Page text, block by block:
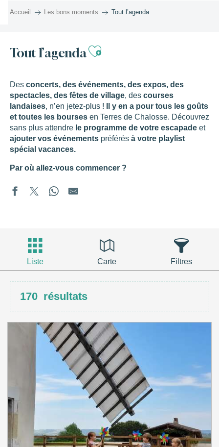
Accueil Les bons moments Tout l’agenda
Tout l’agendaAjouter aux
Des concerts, des événements, des expos, des
spectacles, des fêtes de village, des courses
landaises, n’en jetez-plus !
Il y en a pour tous les goûts
et toutes les bourses en Terres de Chalosse. Découvrez
sans plus attendre le programme de votre escapade et
ajouter vos événements préférés à votre playlist
spécial vacances.
Par où allez-vous commencer ?
Liste Carte Filtres
170 résultats